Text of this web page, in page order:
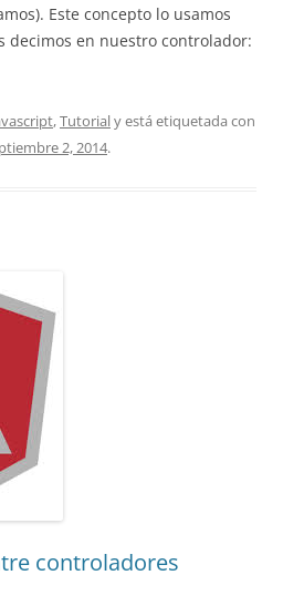
Este concepto lo usamos
decimos en nuestro controlador:
,Tutorialy está etiquetada con
2, 2014.
controladores